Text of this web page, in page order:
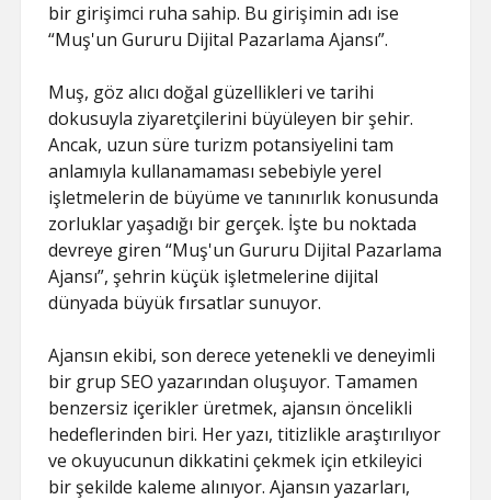
bir girişimci ruha sahip. Bu girişimin adı ise
“Muş'un Gururu Dijital Pazarlama Ajansı”.
Muş, göz alıcı doğal güzellikleri ve tarihi
dokusuyla ziyaretçilerini büyüleyen bir şehir.
Ancak, uzun süre turizm potansiyelini tam
anlamıyla kullanamaması sebebiyle yerel
işletmelerin de büyüme ve tanınırlık konusunda
zorluklar yaşadığı bir gerçek. İşte bu noktada
devreye giren “Muş'un Gururu Dijital Pazarlama
Ajansı”, şehrin küçük işletmelerine dijital
dünyada büyük fırsatlar sunuyor.
Ajansın ekibi, son derece yetenekli ve deneyimli
bir grup SEO yazarından oluşuyor. Tamamen
benzersiz içerikler üretmek, ajansın öncelikli
hedeflerinden biri. Her yazı, titizlikle araştırılıyor
ve okuyucunun dikkatini çekmek için etkileyici
bir şekilde kaleme alınıyor. Ajansın yazarları,